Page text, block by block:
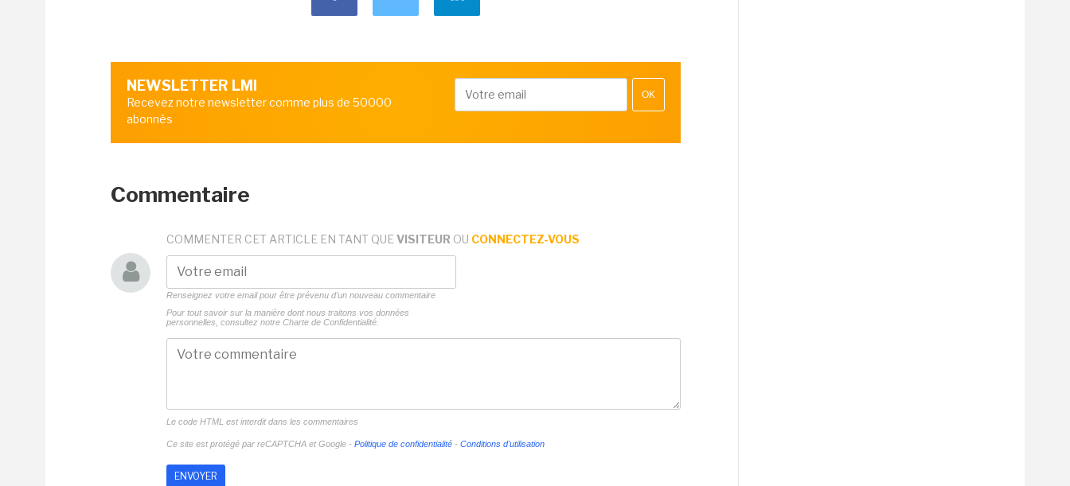
NEWSLETTER LMI
Recevez notre newsletter comme plus de 50000
abonnés
OK
Commentaire
COMMENTER CET ARTICLE EN TANT QUE VISITEUR OU CONNECTEZ-VOUS
Renseignez votre email pour être prévenu d'un nouveau commentaire
Pour tout savoir sur la manière dont nous traitons vos données
personnelles, consultez notre Charte de Confidentialité.
Le code HTML est interdit dans les commentaires
Ce site est protégé par reCAPTCHA et Google - Politique de confidentialité - Conditions d'utilisation